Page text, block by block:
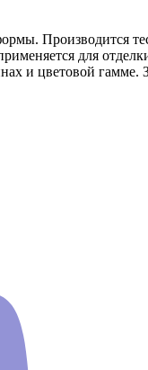
Производится
для
и цветовой гамме.